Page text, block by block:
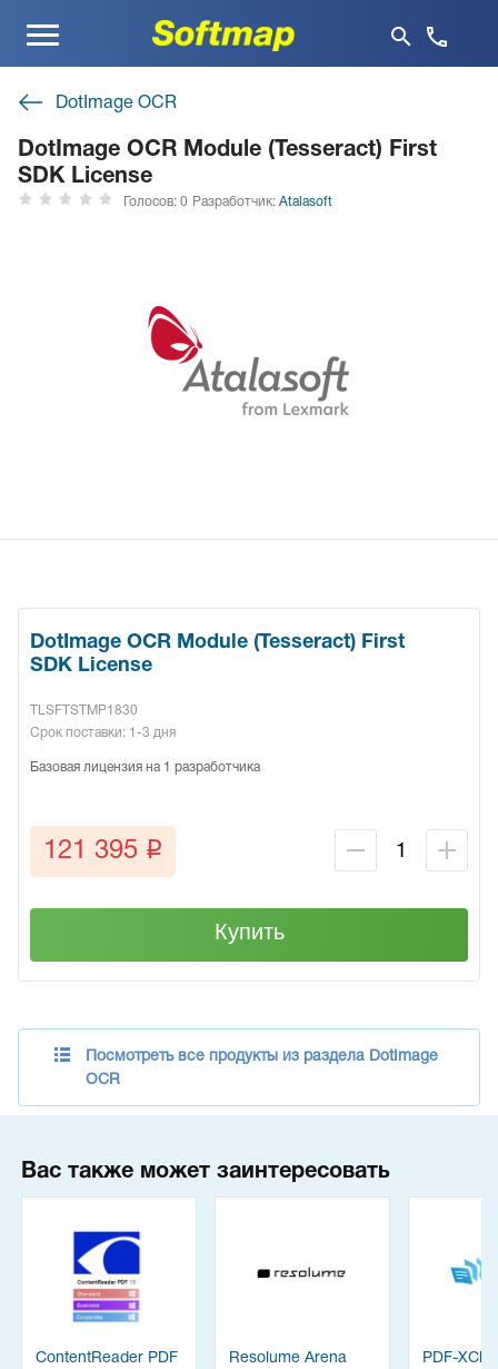
Меню
DotImage OCR
DotImage OCR Module (Tesseract) First
SDK License
Голосов: 0 Разработчик: Atalasoft
DotImage OCR Module (Tesseract) First
SDK License
TLSFTSTMP1830
Срок поставки: 1-3 дня
Базовая лицензия на 1 разработчика
121 395 q
Купить
Посмотреть все продукты из раздела DotImage
OCR
Вас также может заинтересовать
ContentReader PDF
Resolume Arena PDF-